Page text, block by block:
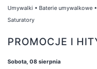
Umywalki • Baterie umywalkowe •
Saturatory
PROMOCJE I
Sobota, 08 sierpnia